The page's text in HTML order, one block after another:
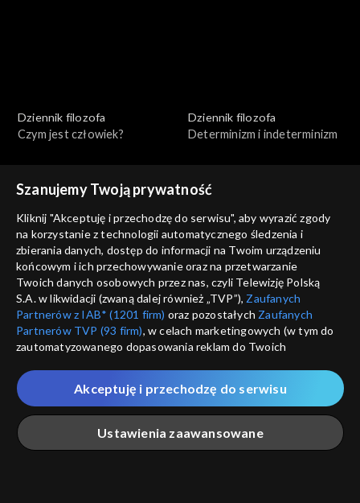
Dziennik filozofa
Czym jest człowiek?
Dziennik filozofa
Determinizm i indeterminizm
Dziennik filozofa
Moralność świata
Dziennik filozofa
Źródła wiedzy
Dziennik filozofa
Kultury
Szanujemy Twoją prywatność
Kliknij "Akceptuję i przechodzę do serwisu", aby wyrazić zgody
na korzystanie z technologii automatycznego śledzenia i
zbierania danych, dostęp do informacji na Twoim urządzeniu
końcowym i ich przechowywanie oraz na przetwarzanie
Twoich danych osobowych przez nas, czyli Telewizję Polską
S.A. w likwidacji (zwaną dalej również „TVP”), Zaufanych
Partnerów z IAB* (1201 firm) oraz pozostałych Zaufanych
Partnerów TVP (93 firm), w celach marketingowych (w tym do
zautomatyzowanego dopasowania reklam do Twoich
które wskazujemy poniżej, a także zgody na udostępnianie
przez nas identyfikatora PPID do Google.
Twoje dane osobowe zbierane podczas odwiedzania przez
Ciebie naszych
poszczególnych serwisówzwanych dalej
„Portalem”, w tym informacje zapisywane za pomocą
Ustawienia zaawansowane
Akceptuję i przechodzę do serwisu